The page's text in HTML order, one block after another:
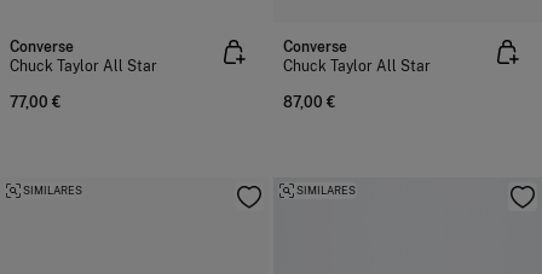
Converse
Chuck Taylor All Star
77,00 €
Converse
Chuck Taylor All Star
87,00 €
SIMILARES SIMILARES